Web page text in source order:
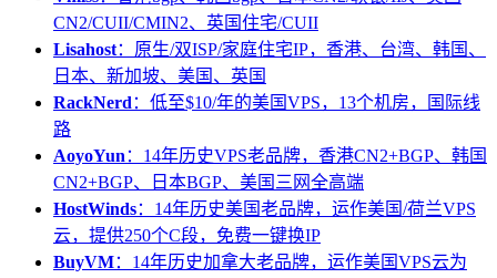
CN2/CUII/CMIN2、英国住宅/CUII
Lisahost：原生/双ISP/家庭住宅IP，香港、台湾、韩国、
日本、新加坡、美国、英国
RackNerd：低至$10/年的美国VPS，13个机房，国际线
路
AoyoYun：14年历史VPS老品牌，香港CN2+BGP、韩国
CN2+BGP、日本BGP、美国三网全高端
HostWinds：14年历史美国老品牌，运作美国/荷兰VPS
云，提供250个C段，免费一键换IP
BuyVM：14年历史加拿大老品牌，运作美国VPS云为